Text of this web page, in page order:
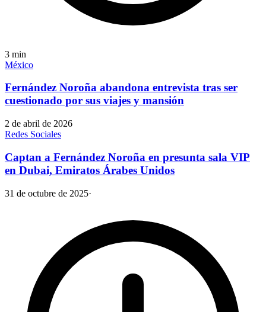
3 min
México
Fernández Noroña abandona entrevista tras ser
cuestionado por sus viajes y mansión
2 de abril de 2026
Redes Sociales
Captan a Fernández Noroña en presunta sala VIP
en Dubai, Emiratos Árabes Unidos
31 de octubre de 2025·